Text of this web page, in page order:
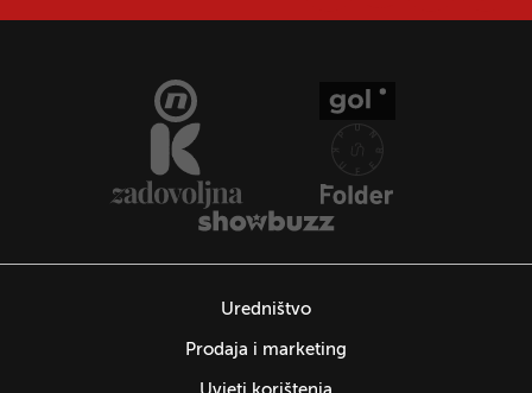
Uredništvo
Prodaja i marketing